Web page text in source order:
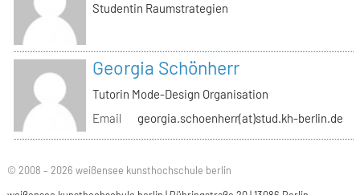
Studentin Raumstrategien
Georgia Schönherr
Tutorin Mode-Design Organisation
Email
georgia.schoenherr(at)stud.kh-berlin.de
© 2008 – 2026 weißensee kunsthochschule berlin